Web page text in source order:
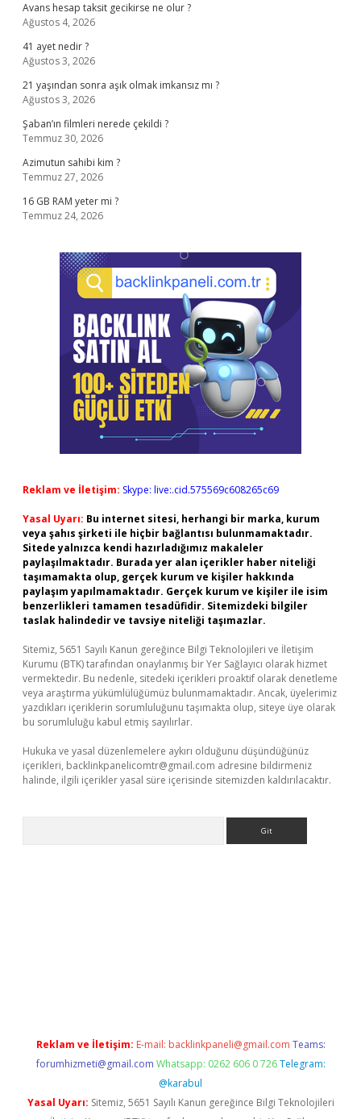
Avans hesap taksit gecikirse ne olur ?
Ağustos 4, 2026
41 ayet nedir ?
Ağustos 3, 2026
21 yaşından sonra aşık olmak imkansız mı ?
Ağustos 3, 2026
Şaban’ın filmleri nerede çekildi ?
Temmuz 30, 2026
Azimutun sahibi kim ?
Temmuz 27, 2026
16 GB RAM yeter mi ?
Temmuz 24, 2026
Reklam ve İletişim: Skype: live:.cid.575569c608265c69
Yasal Uyarı: Bu internet sitesi, herhangi bir marka, kurum
veya şahıs şirketi ile hiçbir bağlantısı bulunmamaktadır.
Sitede yalnızca kendi hazırladığımız makaleler
paylaşılmaktadır. Burada yer alan içerikler haber niteliği
taşımamakta olup, gerçek kurum ve kişiler hakkında
paylaşım yapılmamaktadır. Gerçek kurum ve kişiler ile isim
benzerlikleri tamamen tesadüfidir. Sitemizdeki bilgiler
taslak halindedir ve tavsiye niteliği taşımazlar.
Sitemiz, 5651 Sayılı Kanun gereğince Bilgi Teknolojileri ve İletişim
Kurumu (BTK) tarafından onaylanmış bir Yer Sağlayıcı olarak hizmet
vermektedir. Bu nedenle, sitedeki içerikleri proaktif olarak denetleme
veya araştırma yükümlülüğümüz bulunmamaktadır. Ancak, üyelerimiz
yazdıkları içeriklerin sorumluluğunu taşımakta olup, siteye üye olarak
bu sorumluluğu kabul etmiş sayılırlar.
Hukuka ve yasal düzenlemelere aykırı olduğunu düşündüğünüz
içerikleri, backlinkpanelicomtr@gmail.com adresine bildirmeniz
halinde, ilgili içerikler yasal süre içerisinde sitemizden kaldırılacaktır.
Reklam ve İletişim: E-mail: backlinkpaneli@gmail.com Teams:
forumhizmeti@gmail.com Whatsapp: 0262 606 0 726 Telegram:
@karabul
Yasal Uyarı: Sitemiz, 5651 Sayılı Kanun gereğince Bilgi Teknolojileri